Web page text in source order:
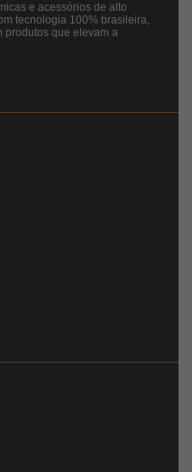
e acessórios de alto
tecnologia 100% brasileira,
produtos que elevam a